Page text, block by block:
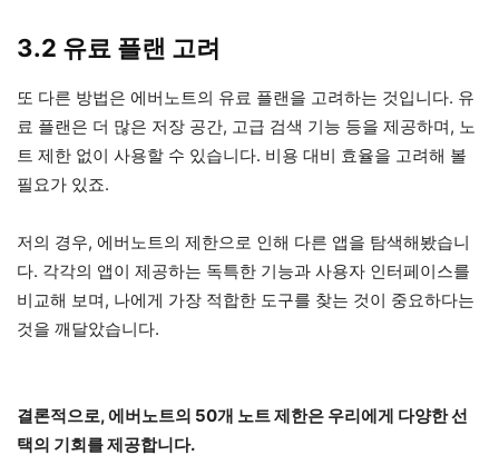
3.2 유료 플랜 고려
또 다른 방법은 에버노트의 유료 플랜을 고려하는 것입니다. 유
료 플랜은 더 많은 저장 공간, 고급 검색 기능 등을 제공하며, 노
트 제한 없이 사용할 수 있습니다. 비용 대비 효율을 고려해 볼
필요가 있죠.
저의 경우, 에버노트의 제한으로 인해 다른 앱을 탐색해봤습니
다. 각각의 앱이 제공하는 독특한 기능과 사용자 인터페이스를
비교해 보며, 나에게 가장 적합한 도구를 찾는 것이 중요하다는
것을 깨달았습니다.
결론적으로, 에버노트의 50개 노트 제한은 우리에게 다양한 선
택의 기회를 제공합니다.